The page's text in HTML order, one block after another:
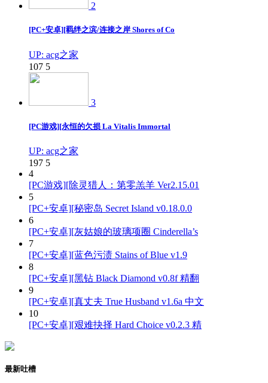
2
[PC+安卓][羁绊之滨/连接之岸 Shores of Co
UP: acg之家
107 5
3
[PC游戏][永恒的欠损 La Vitalis Immortal
UP: acg之家
197 5
4
[PC游戏][除灵猎人：第零羔羊 Ver2.15.01
5
[PC+安卓][秘密岛 Secret Island v0.18.0.0
6
[PC+安卓][灰姑娘的玻璃项圈 Cinderella’s
7
[PC+安卓][蓝色污渍 Stains of Blue v1.9
8
[PC+安卓][黑钻 Black Diamond v0.8f 精翻
9
[PC+安卓][真丈夫 True Husband v1.6a 中文
10
[PC+安卓][艰难抉择 Hard Choice v0.2.3 精
最新吐槽